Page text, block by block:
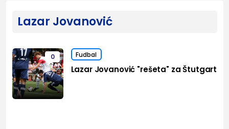
Lazar Jovanović
0 Fudbal
Lazar Jovanović "rešeta" za Štutgart